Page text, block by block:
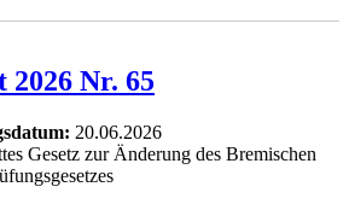
2026 Nr. 65
20.06.2026
Gesetz zur Änderung des Bremischen